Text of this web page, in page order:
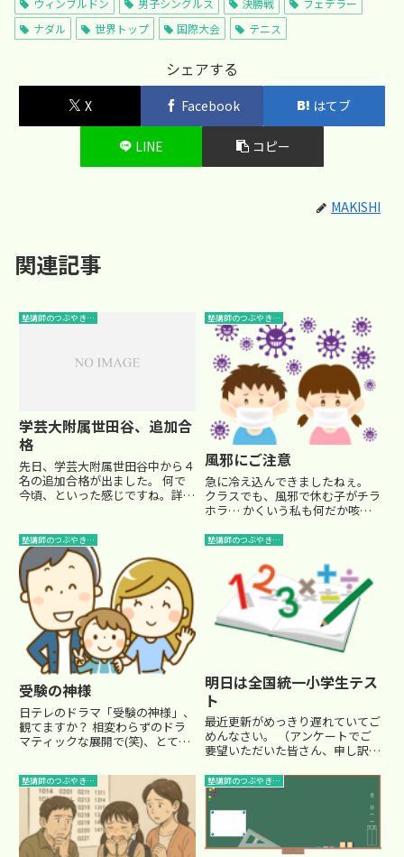
ウィンブルドン 男子シングルス 決勝戦
フェデラー
ナダル
世界トップ 国際大会 テニス
シェアする
X Facebook はてブ
LINE コピー
MAKISHI
関連記事
塾講師のつぶやき…
学芸大附属世田谷、追加合
格
先日、学芸大附属世田谷中から４
名の追加合格が出ました。 何で
今頃、といった感じですね。詳し
覚したとか。実は私の教え子がこ
の学校を受験して不合格だったの
で、もしやその４名に入ってい
な...
塾講師のつぶやき…
風邪にご注意
急に冷え込んできましたねぇ。
クラスでも、風邪で休む子がチラ
ホラ… かくいう私も何だか咳が
んまりいいことありませんもん
ますが…) みなさんも十分ご注意
下さいね。
塾講師のつぶやき…
受験の神様
日テレのドラマ「受験の神様」、
観てますか？ 相変わらずのドラ
マティックな展開で(笑)、とても
が・・(笑)。 理科の単元内容、１
週間で完璧に暗記せよって・・・
(笑) それができる生徒...
塾講師のつぶやき…
明日は全国統一小学生テス
ト
最近更新がめっきり遅れていてご
めんなさい。 （アンケートでご
要望いただいた皆さん、申し訳あ
とがあり、めまぐるしいのです
が、記事にまとめて書くのは、結
構気を使うのです・・ 家に戻る
と、何もする気が起きなくなりま
す...
塾講師のつぶやき… 塾講師のつぶやき…